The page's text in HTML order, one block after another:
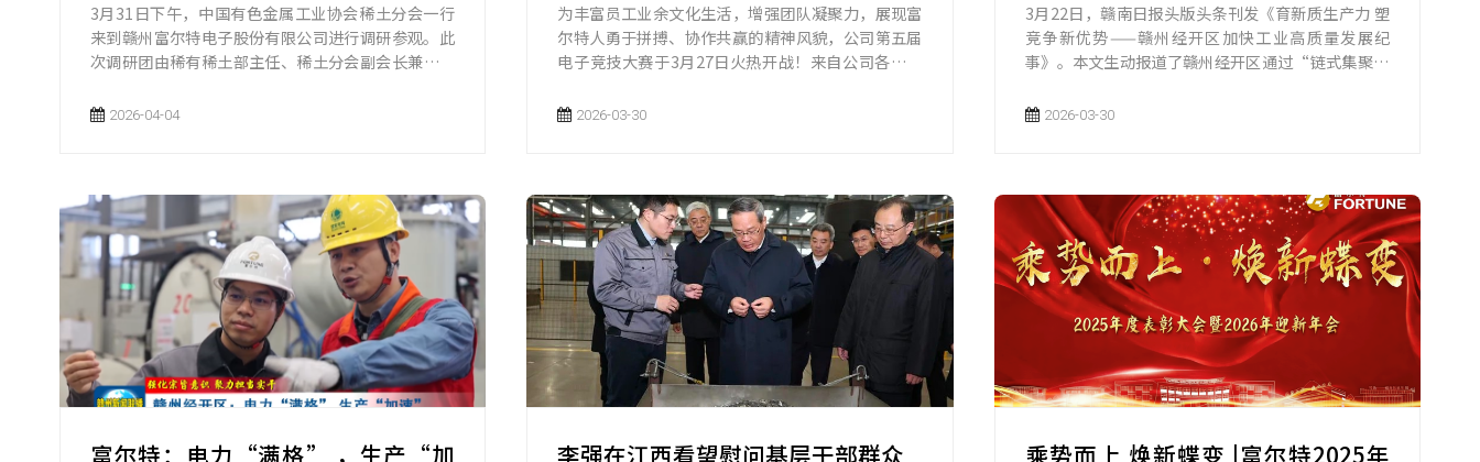
3月31日下午，中国有色金属工业协会稀土分会一行
来到赣州富尔特电子股份有限公司进行调研参观。此
次调研团由稀有稀土部主任、稀土分会副会长兼秘书
沿参观通道实地考察了企业的生产运营情况。
2026-04-04
为丰富员工业余文化生活，增强团队凝聚力，展现富
尔特人勇于拼搏、协作共赢的精神风貌，公司第五届
电子竞技大赛于3月27日火热开战！来自公司各部门
的巅峰对决。
2026-03-30
3月22日，赣南日报头版头条刊发《育新质生产力 塑
竞争新优势——赣州经开区加快工业高质量发展纪
事》。本文生动报道了赣州经开区通过“链式集聚”
的实践探索，勾勒出工业高质量发展的鲜活图景。
2026-03-30
富尔特：电力“满格” ，生产“加
李强在江西看望慰问基层干部群众
乘势而上 焕新蝶变 |富尔特2025年